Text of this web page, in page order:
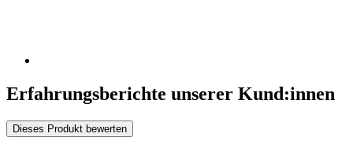
Erfahrungsberichte unserer Kund:innen
Dieses Produkt bewerten